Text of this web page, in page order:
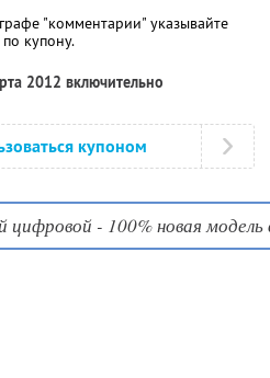
"комментарии" указывайте
купону.
2012 включительно
купоном
цифровой - 100% новая